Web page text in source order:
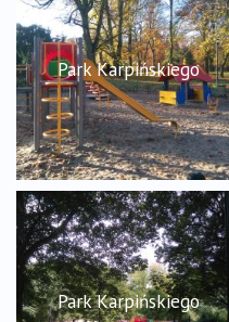
Park Karpińskiego
Park Karpińskiego